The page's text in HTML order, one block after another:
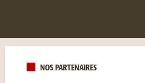
NOS PARTENAIRES